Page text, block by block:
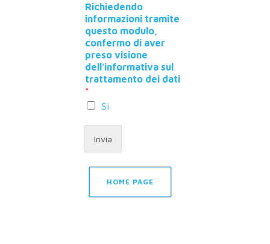
Richiedendo
informazioni tramite
questo modulo,
confermo di aver
preso visione
dell'informativa sul
trattamento dei dati
*
Sì
Invia
HOME PAGE